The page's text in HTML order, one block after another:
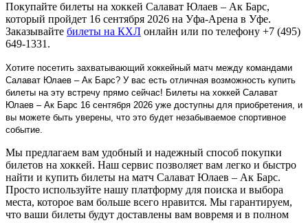
Покупайте билеты на хоккей Салават Юлаев – Ак Барс,
который пройдет 16 сентября 2026 на Уфа-Арена в Уфе.
Заказывайте билеты на КХЛ онлайн или по телефону +7 (495)
649-1331.
Хотите посетить захватывающий хоккейный матч между командами
Салават Юлаев – Ак Барс? У вас есть отличная возможность купить
билеты на эту встречу прямо сейчас! Билеты на хоккей Салават
Юлаев – Ак Барс 16 сентября 2026 уже доступны для приобретения, и
вы можете быть уверены, что это будет незабываемое спортивное
событие.
Мы предлагаем вам удобный и надежный способ покупки
билетов на хоккей. Наш сервис позволяет вам легко и быстро
найти и купить билеты на матч Салават Юлаев – Ак Барс.
Просто используйте нашу платформу для поиска и выбора
места, которое вам больше всего нравится. Мы гарантируем,
что ваши билеты будут доставлены вам вовремя и в полном